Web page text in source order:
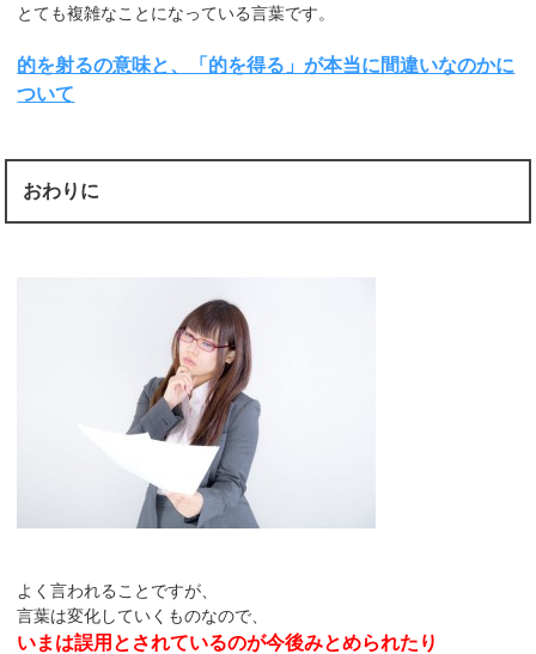
とても複雑なことになっている言葉です。
的を射るの意味と、「的を得る」が本当に間違いなのかに
ついて
おわりに
よく言われることですが、
言葉は変化していくものなので、
いまは誤用とされているのが今後みとめられたり